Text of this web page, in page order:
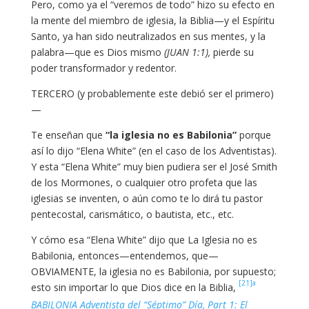
Pero, como ya el “veremos de todo” hizo su efecto en
la mente del miembro de iglesia, la Biblia—y el Espíritu
Santo, ya han sido neutralizados en sus mentes, y la
palabra—que es Dios mismo (JUAN 1:1), pierde su
poder transformador y redentor.
TERCERO (y probablemente este debió ser el primero)
—
Te enseñan que “la iglesia no es Babilonia”porque
así lo dijo “Elena White” (en el caso de los Adventistas).
Y esta “Elena White” muy bien pudiera ser el José Smith
de los Mormones, o cualquier otro profeta que las
iglesias se inventen, o aún como te lo dirá tu pastor
pentecostal, carismático, o bautista, etc., etc.
Y cómo esa “Elena White” dijo que La Iglesia no es
Babilonia, entonces—entendemos, que—
OBVIAMENTE, la iglesia no es Babilonia, por supuesto;
esto sin importar lo que Dios dice en la Biblia, [21]a
BABILONIA Adventista del “Séptimo” Día, Part 1: El